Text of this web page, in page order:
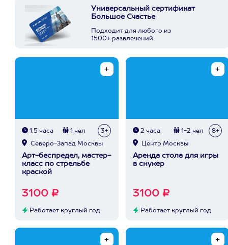
Универсальный сертификат
Большое Счастье
Подходит для любого из
1500+ развлечений
1,5 часа 1 чел 3+
Северо-Запад Москвы
Арт-беспредел, мастер-
класс по стрельбе
краской
3100 ₽
Работает круглый год
2 часа 1-2 чел 8+
Центр Москвы
Аренда стола для игры
в снукер
3100 ₽
Работает круглый год